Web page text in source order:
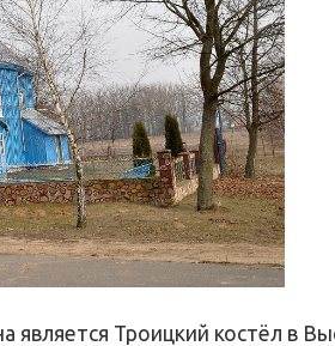
Троицкий костёл в